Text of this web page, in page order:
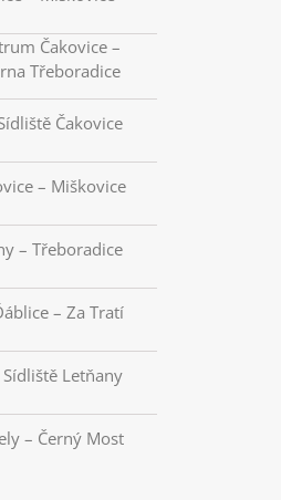
Čakovice –
Třeboradice
Čakovice
– Miškovice
– Třeboradice
– Za Tratí
Sídliště Letňany
– Černý Most